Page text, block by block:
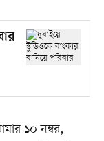
১০ নম্বর,